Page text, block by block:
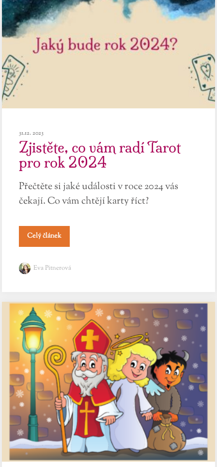
31.12. 2023
Zjistěte, co vám radí Tarot
pro rok 2024
Přečtěte si jaké události v roce 2024 vás
čekají. Co vám chtějí karty říct?
Celý článek
Eva Pitnerová